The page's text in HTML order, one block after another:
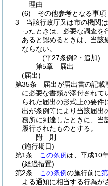
理由
(6)
その他参考となる事項
3
当該行政庁又は市の機関は
ったときは、必要な調査を
あると認めるときは、当該
ならない。
(平27条例2・追加)
第5章
届出
(届出)
第35条
届出が届出書の記
に必要な書類が添付されて
られた届出の形式上の要件
出が条例等により当該届出
務所に到達したときに、当
履行されたものとする。
附 則
(施行期日)
第1条
この条例 は、平成10
(経過措置)
第2条
この条例の施行前に
よる通知に相当する行為が